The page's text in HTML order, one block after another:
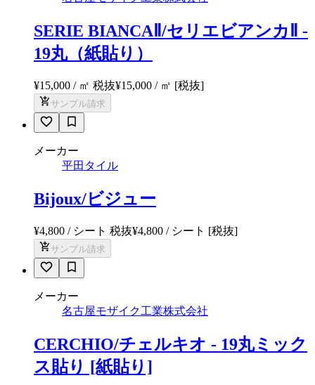
SERIE BIANCAⅡ/セリエビアンカⅡ -
19丸（紙貼り）
¥15,000 / ㎡ 税抜¥15,000 / ㎡ [税抜]
サンプル請求
メーカー
平田タイル
Bijoux/ビジュー
¥4,800 / シート 税抜¥4,800 / シート [税抜]
サンプル請求
メーカー
名古屋モザイク工業株式会社
CERCHIO/チェルキオ - 19丸ミック
ス貼り [紙貼り]